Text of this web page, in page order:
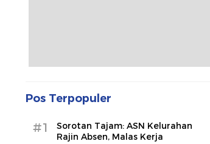
Pos Terpopuler
#1
Sorotan Tajam: ASN Kelurahan
Rajin Absen, Malas Kerja